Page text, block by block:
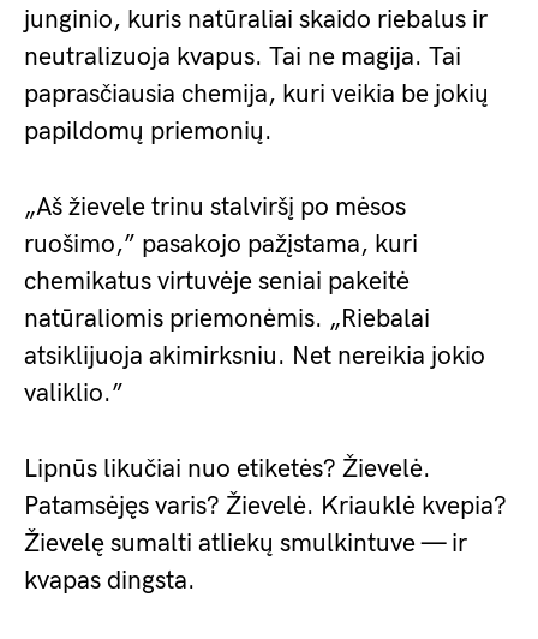
junginio, kuris natūraliai skaido riebalus ir
neutralizuoja kvapus. Tai ne magija. Tai
paprasčiausia chemija, kuri veikia be jokių
papildomų priemonių.
„Aš žievele trinu stalviršį po mėsos
ruošimo,” pasakojo pažįstama, kuri
chemikatus virtuvėje seniai pakeitė
natūraliomis priemonėmis. „Riebalai
atsiklijuoja akimirksniu. Net nereikia jokio
valiklio.”
Lipnūs likučiai nuo etiketės? Žievelė.
Patamsėjęs varis? Žievelė. Kriauklė kvepia?
Žievelę sumalti atliekų smulkintuve — ir
kvapas dingsta.